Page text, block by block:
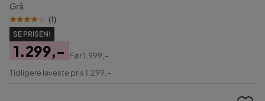
Grå
(1)
SE PRISEN!
Pris
1.299,-
Original
Før1.999,-
Tidligere laveste pris 1.299,-